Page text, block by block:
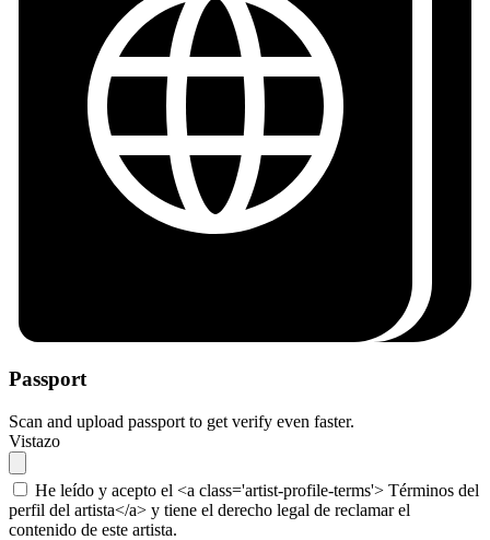
Passport
Scan and upload passport to get verify even faster.
Vistazo
He leído y acepto el <a class='artist-profile-terms'> Términos del
perfil del artista</a> y tiene el derecho legal de reclamar el
contenido de este artista.